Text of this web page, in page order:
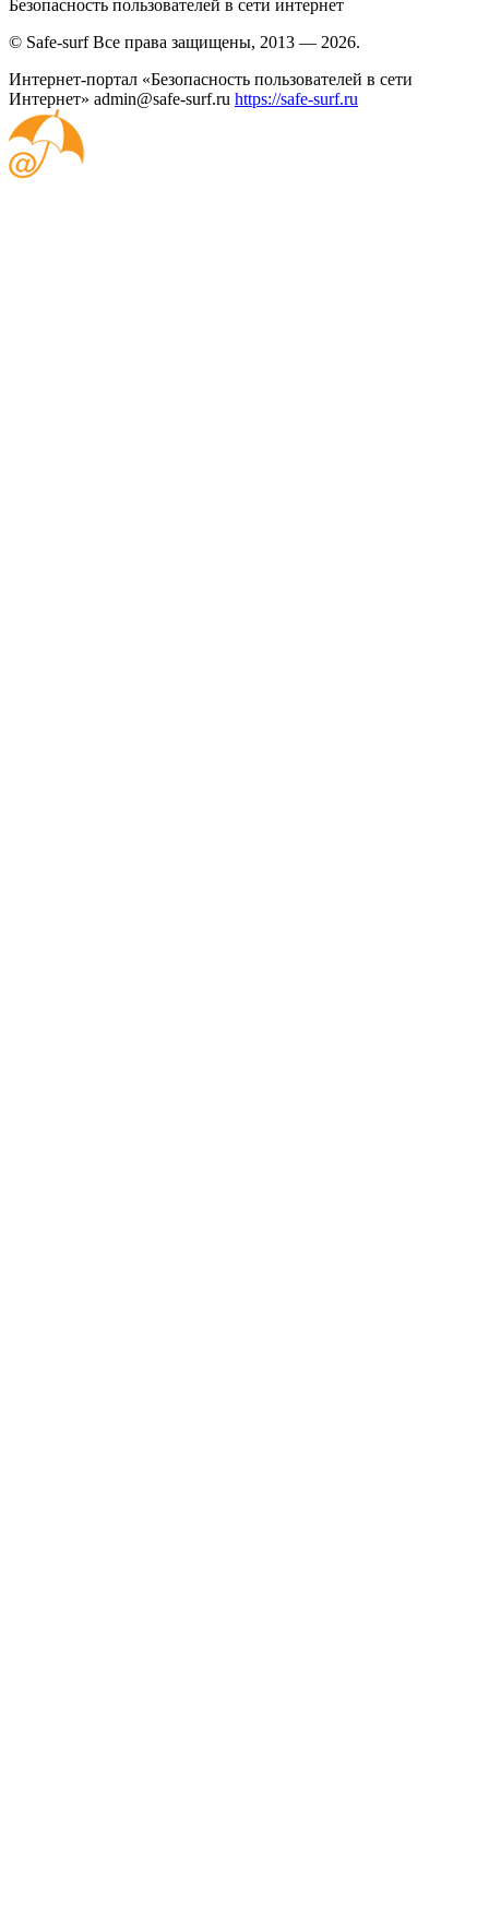
Безопасность пользователей в сети интернет
© Safe-surf Все права защищены, 2013 — 2026.
Интернет-портал «Безопасность пользователей в сети
Интернет» admin@safe-surf.ru https://safe-surf.ru